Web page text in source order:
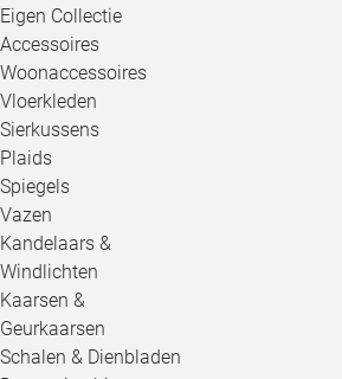
Eigen Collectie
Accessoires
Woonaccessoires
Vloerkleden
Sierkussens
Plaids
Spiegels
Vazen
Kandelaars &
Windlichten
Kaarsen &
Geurkaarsen
Schalen & Dienbladen